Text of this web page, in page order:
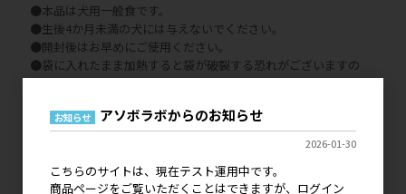
●本品は犬用一般食です。
●生後4か月未満の犬には与えないでください。
●開封後はお早めにご使用ください。
●袋に入れたまま加熱すると袋が破裂する恐れがございますの
で、必ず袋から出してあたためてください。
●トレイをはさみで切る場合は破片の混入にご注意ください。
●あたため過ぎた場合は電子レンジから取り出す際のやけどにご
●色や形にバラツキがありますが品質には問題ありません。
お知らせ アソボラボからのお知らせ
2026-01-30
こちらのサイトは、現在テスト運用中です。
商品ページをご覧いただくことはできますが、ログイン